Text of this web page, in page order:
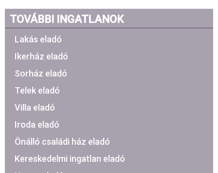
TOVÁBBI INGATLANOK
Lakás eladó
Ikerház eladó
Sorház eladó
Telek eladó
Villa eladó
Iroda eladó
Önálló családi ház eladó
Kereskedelmi ingatlan eladó